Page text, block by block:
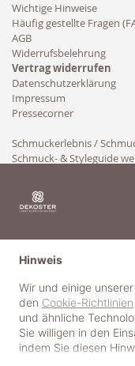
Wichtige Hinweise
Häufig gestellte Fragen
AGB
Widerrufsbelehrung
Vertrag widerrufen
Datenschutzerklärung
Impressum
Pressecorner
Schmuckerlebnis /
Schmuck- & Styleguide
Hinweis
Wir und einige
den Cookie-Richtlinien
und ähnliche
Sie willigen in den
indem Sie diesen